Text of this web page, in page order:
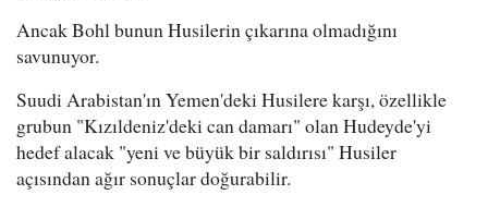
Ancak Bohl bunun Husilerin çıkarına olmadığını
savunuyor.
Suudi Arabistan'ın Yemen'deki Husilere karşı, özellikle
grubun "Kızıldeniz'deki can damarı" olan Hudeyde'yi
hedef alacak "yeni ve büyük bir saldırısı" Husiler
açısından ağır sonuçlar doğurabilir.